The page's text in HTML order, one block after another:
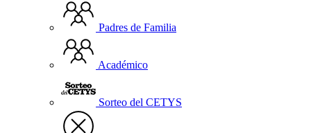
Padres de Familia
Académico
Sorteo del CETYS